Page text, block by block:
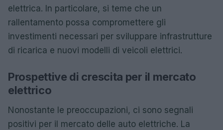
elettrica. In particolare, si teme che un
rallentamento possa compromettere gli
investimenti necessari per sviluppare infrastrutture
di ricarica e nuovi modelli di veicoli elettrici.
Prospettive di crescita per il mercato
elettrico
Nonostante le preoccupazioni, ci sono segnali
positivi per il mercato delle auto elettriche. La